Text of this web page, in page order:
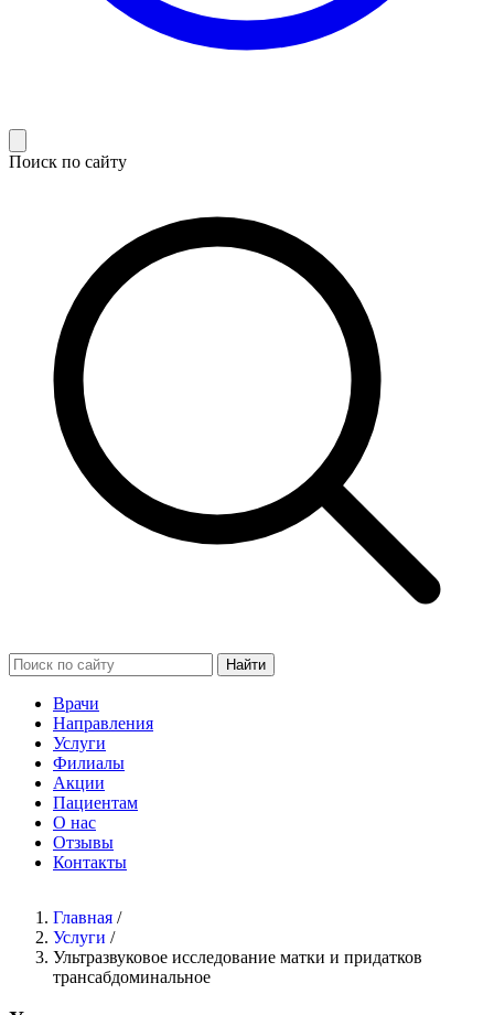
Поиск по сайту
Найти
Врачи
Направления
Услуги
Филиалы
Акции
Пациентам
О нас
Отзывы
Контакты
Главная /
Услуги /
Ультразвуковое исследование матки и придатков
трансабдоминальное